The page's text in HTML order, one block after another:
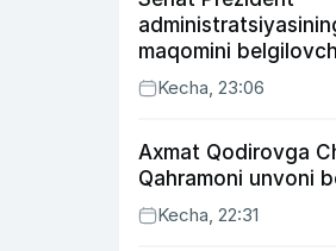
maqomini
konstitutsiyaviy
ma’qulladi
Kecha, 23:06
Axmat Qodirovga
Qahramoni unvoni
Kecha, 22:31